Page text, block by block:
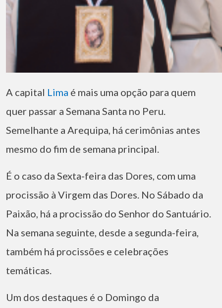
A capital Lima é mais uma opção para quem
quer passar a Semana Santa no Peru.
Semelhante a Arequipa, há cerimônias antes
mesmo do fim de semana principal.
É o caso da Sexta-feira das Dores, com uma
procissão à Virgem das Dores. No Sábado da
Paixão, há a procissão do Senhor do Santuário.
Na semana seguinte, desde a segunda-feira,
também há procissões e celebrações
temáticas.
Um dos destaques é o Domingo da